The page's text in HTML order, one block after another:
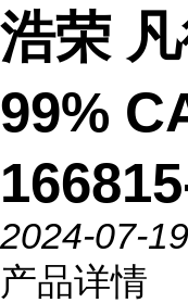
浩荣
99%
2024-07-19
产品详情